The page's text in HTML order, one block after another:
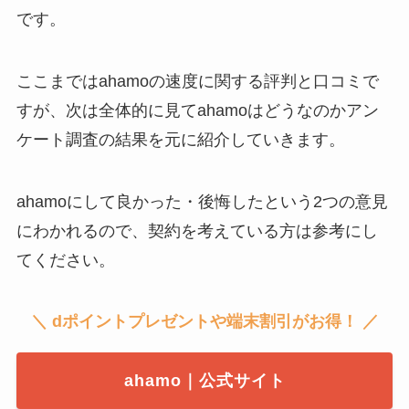
です。
ここまではahamoの速度に関する評判と口コミで
すが、次は全体的に見てahamoはどうなのかアン
ケート調査の結果を元に紹介していきます。
ahamoにして良かった・後悔したという2つの意見
にわかれるので、契約を考えている方は参考にし
てください。
＼ dポイントプレゼントや端末割引がお得！ ／
ahamo｜公式サイト